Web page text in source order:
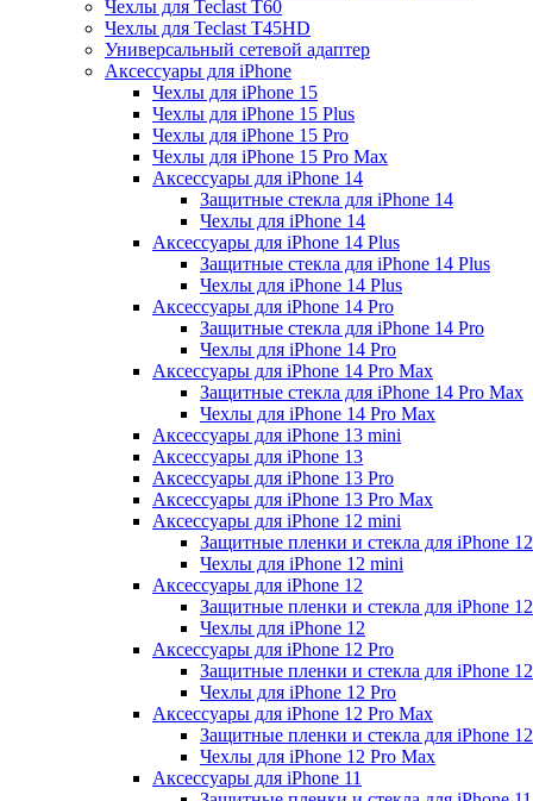
Чехлы для Teclast T60
Чехлы для Teclast T45HD
Универсальный сетевой адаптер
Аксессуары для iPhone
Чехлы для iPhone 15
Чехлы для iPhone 15 Plus
Чехлы для iPhone 15 Pro
Чехлы для iPhone 15 Pro Max
Аксессуары для iPhone 14
Защитные стекла для iPhone 14
Чехлы для iPhone 14
Аксессуары для iPhone 14 Plus
Защитные стекла для iPhone 14 Plus
Чехлы для iPhone 14 Plus
Аксессуары для iPhone 14 Pro
Защитные стекла для iPhone 14 Pro
Чехлы для iPhone 14 Pro
Аксессуары для iPhone 14 Pro Max
Защитные стекла для iPhone 14 Pro Max
Чехлы для iPhone 14 Pro Max
Аксессуары для iPhone 13 mini
Аксессуары для iPhone 13
Аксессуары для iPhone 13 Pro
Аксессуары для iPhone 13 Pro Max
Аксессуары для iPhone 12 mini
Защитные пленки и стекла для iPhone
Чехлы для iPhone 12 mini
Аксессуары для iPhone 12
Защитные пленки и стекла для iPhone 12
Чехлы для iPhone 12
Аксессуары для iPhone 12 Pro
Защитные пленки и стекла для iPhone
Чехлы для iPhone 12 Pro
Аксессуары для iPhone 12 Pro Max
Защитные пленки и стекла для iPhone
Чехлы для iPhone 12 Pro Max
Аксессуары для iPhone 11